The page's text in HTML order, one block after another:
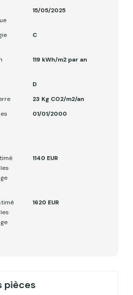
15/05/2025
C
119 kWh/m2 par an
D
23 Kg CO2/m2/an
01/01/2000
1140 EUR
1620 EUR
pièces